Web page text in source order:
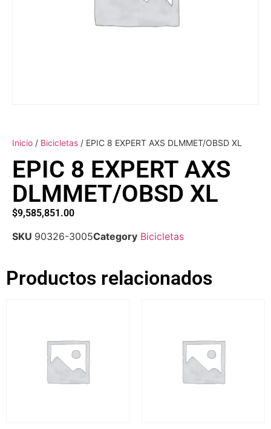
Inicio / Bicicletas / EPIC 8 EXPERT AXS DLMMET/OBSD XL
EPIC 8 EXPERT AXS
DLMMET/OBSD XL
$9,585,851.00
SKU 90326-3005Category Bicicletas
Productos relacionados